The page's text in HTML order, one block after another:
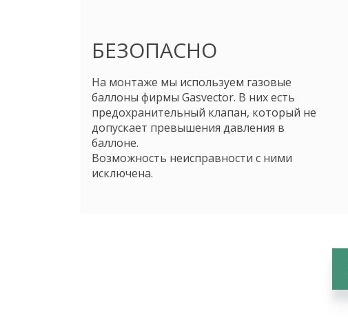
БЕЗОПАСНО
На монтаже мы используем газовые
баллоны фирмы Gasvector. В них есть
предохранительный клапан, который не
допускает превышения давления в
баллоне.
Возможность неисправности с ними
исключена.